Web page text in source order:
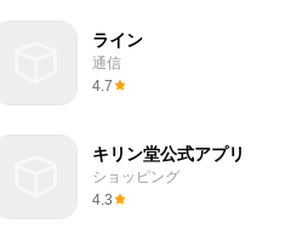
ライン
通信
4.7
キリン堂公式アプリ
ショッピング
4.3